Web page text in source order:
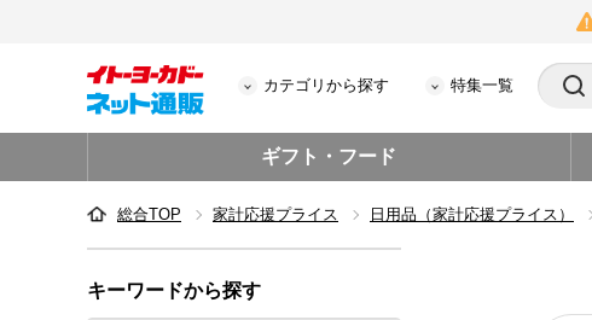
カテゴリから探す 特集一覧
ギフト・フード
総合TOP 家計応援プライス 日用品（家計応援プライス）
キーワードから探す